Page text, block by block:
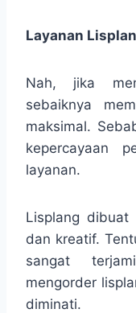
Layanan
Nah, jika
sebaiknya
maksimal.
kepercayaan
layanan.
Lisplang dibuat
dan kreatif.
sangat
mengorder
diminati.